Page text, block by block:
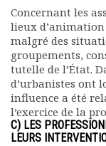
Publications et
Documents
Les adhérents
Annuaire
Offres d’emploi
Forum
Actualités
Nous contacter
Concernant les
lieux
malgré des
groupements,
tutelle de l’État.
d’urbanistes ont
influence a été
l’exercice de la
C) LES
LEURS